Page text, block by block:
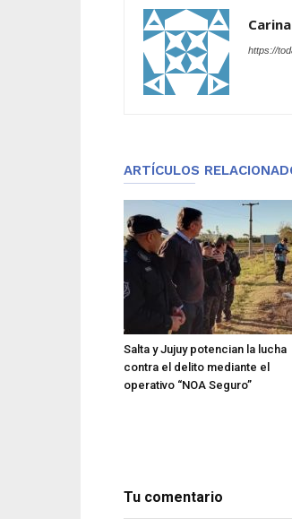
https://
ARTÍCULOS
Salta y Jujuy potencian la lucha
contra el delito mediante el
operativo “NOA Seguro”
Tu comentario